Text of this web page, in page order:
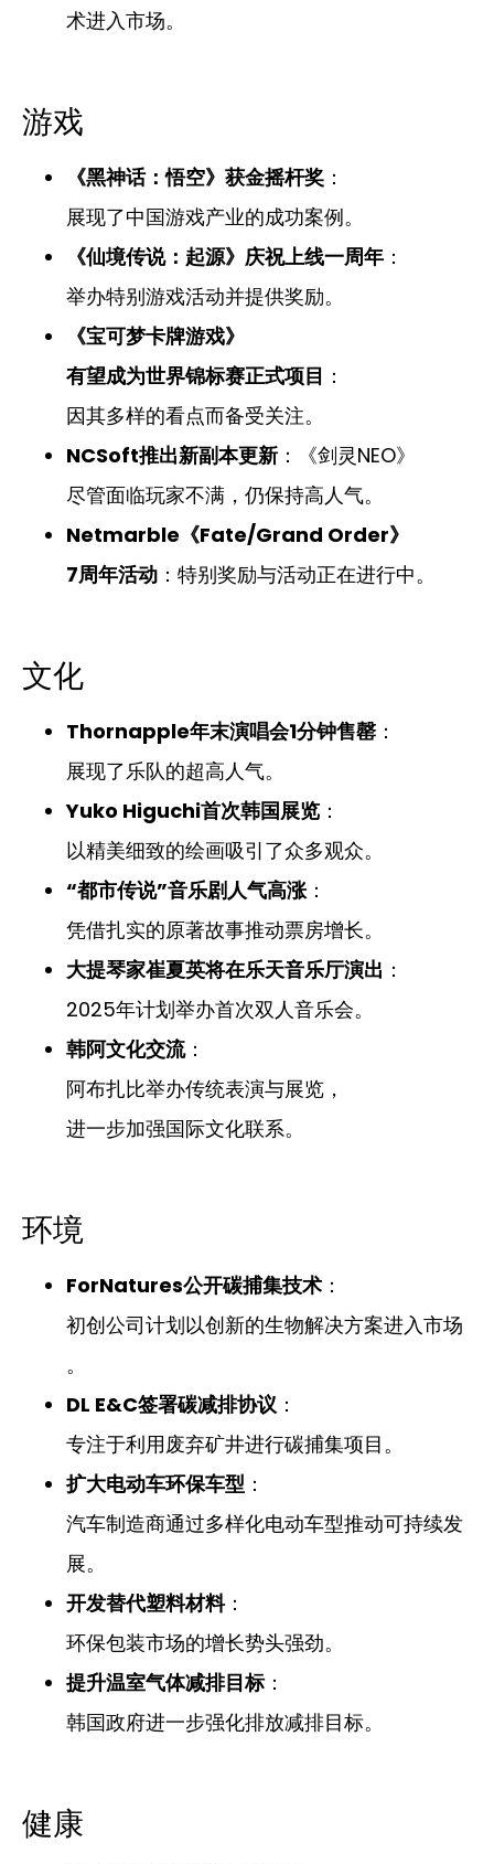
术进入市场。
游戏
《黑神话：悟空》获金摇杆奖 ：
展现了中国游戏产业的成功案例。
《仙境传说：起源》庆祝上线一周年 ：
举办特别游戏活动并提供奖励。
《宝可梦卡牌游戏》
有望成为世界锦标赛正式项目 ：
因其多样的看点而备受关注。
NCSoft推出新副本更新 ：《剑灵NEO》
尽管面临玩家不满，仍保持高人气。
Netmarble《Fate/Grand Order》
7周年活动 ：特别奖励与活动正在进行中。
文化
Thornapple年末演唱会1分钟售罄 ：
展现了乐队的超高人气。
Yuko Higuchi首次韩国展览 ：
以精美细致的绘画吸引了众多观众。
“都市传说”音乐剧人气高涨：
凭借扎实的原著故事推动票房增长。
大提琴家崔夏英将在乐天音乐厅演出 ：
2025年计划举办首次双人音乐会。
韩阿文化交流：
阿布扎比举办传统表演与展览，
进一步加强国际文化联系。
环境
ForNatures公开碳捕集技术 ：
初创公司计划以创新的生物解决方案进入市场
。
DL E&C签署碳减排协议：
专注于利用废弃矿井进行碳捕集项目。
扩大电动车环保车型 ：
汽车制造商通过多样化电动车型推动可持续发
展。
开发替代塑料材料：
环保包装市场的增长势头强劲。
提升温室气体减排目标：
韩国政府进一步强化排放减排目标。
健康